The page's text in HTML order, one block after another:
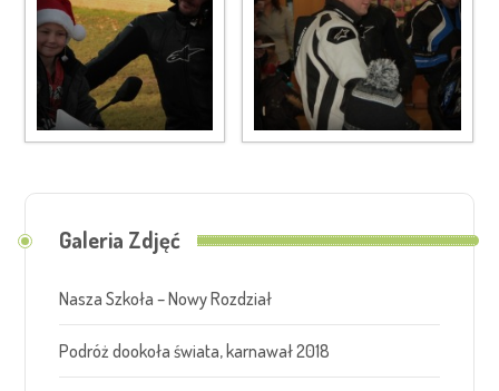
Galeria Zdjęć
Nasza Szkoła – Nowy Rozdział
Podróż dookoła świata, karnawał 2018